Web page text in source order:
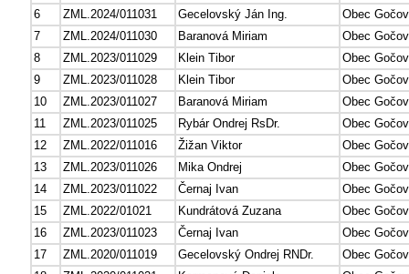
6
ZML.2024/011031 Gecelovský Ján Ing.
Obec
7
ZML.2024/011030 Baranová Miriam
Obec
8
ZML.2023/011029 Klein Tibor
Obec
9
ZML.2023/011028 Klein Tibor
Obec
10
ZML.2023/011027 Baranová Miriam
Obec
11
ZML.2023/011025 Rybár Ondrej RsDr.
Obec
12
ZML.2022/011016 Žižan Viktor
Obec
13
ZML.2023/011026 Mika Ondrej
Obec
14
ZML.2023/011022 Černaj Ivan
Obec
15
ZML.2022/01021 Kundrátová Zuzana
Obec
16
ZML.2023/011023 Černaj Ivan
Obec
17
ZML.2020/011019 Gecelovský Ondrej RNDr.
Obec